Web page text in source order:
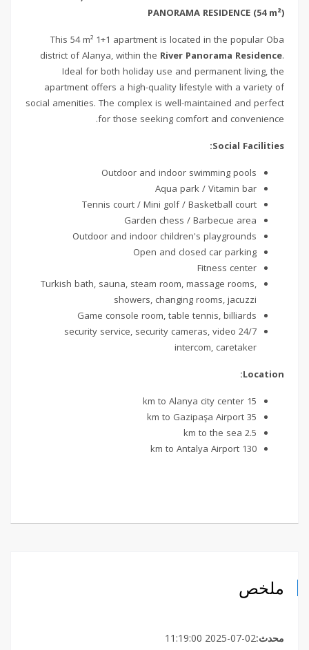
PANORAMA RESIDENCE (54 m²)
This 54 m² 1+1 apartment is located in the popular Oba
district of Alanya, within the River Panorama Residence.
Ideal for both holiday use and permanent living, the
apartment offers a high-quality lifestyle with a variety of
social amenities. The complex is well-maintained and perfect
for those seeking comfort and convenience.
Social Facilities:
Outdoor and indoor swimming pools
Aqua park / Vitamin bar
Tennis court / Mini golf / Basketball court
Garden chess / Barbecue area
Outdoor and indoor children's playgrounds
Open and closed car parking
Fitness center
Turkish bath, sauna, steam room, massage rooms,
showers, changing rooms, jacuzzi
Game console room, table tennis, billiards
24/7 security service, security cameras, video
intercom, caretaker
Location:
15 km to Alanya city center
35 km to Gazipaşa Airport
2.5 km to the sea
130 km to Antalya Airport
ملخص
محدث:2025-07-02 11:19:00